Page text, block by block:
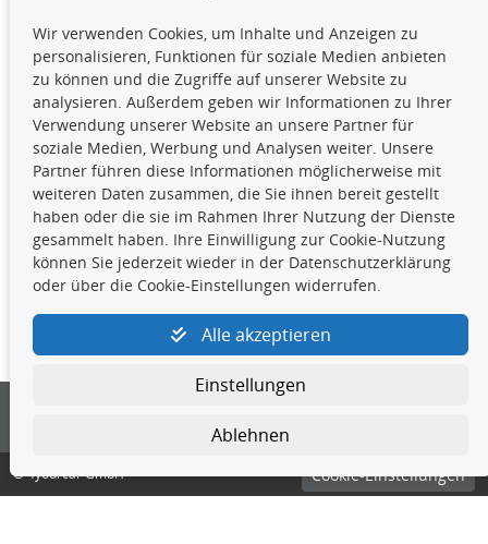
Die hier angezeigten Daten,
insbesondere die gesamte Datenbank,
dürfen nicht kopiert werden. Es ist zu
unterlassen, die Daten oder die gesamte Datenbank ohne
vorherige Zustimmung TecDocs zu vervielfältigen, zu
verbreiten und/oder diese Handlungen durch Dritte ausführen
zu lassen. Ein Zuwiderhandeln stellt eine
Urheberrechtsverletzung dar und wird verfolgt.
Kontakt
kundenservice@4yourcar.de
© 4yourcar GmbH Cookie-Einstellungen
Wir verwenden Cookies, um Inhalte und Anzeigen zu
personalisieren, Funktionen für soziale Medien anbieten
zu können und die Zugriffe auf unserer Website zu
analysieren. Außerdem geben wir Informationen zu Ihrer
Verwendung unserer Website an unsere Partner für
soziale Medien, Werbung und Analysen weiter. Unsere
Partner führen diese Informationen möglicherweise mit
weiteren Daten zusammen, die Sie ihnen bereit gestellt
haben oder die sie im Rahmen Ihrer Nutzung der Dienste
gesammelt haben. Ihre Einwilligung zur Cookie-Nutzung
können Sie jederzeit wieder in der Datenschutzerklärung
oder über die Cookie-Einstellungen widerrufen.
Alle akzeptieren
Einstellungen
Ablehnen